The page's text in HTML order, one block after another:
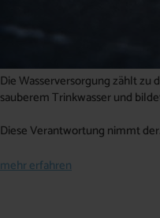
Die Wasserversorgung zählt
sauberem Trinkwasser und
Diese Verantwortung nimmt
mehr erfahren